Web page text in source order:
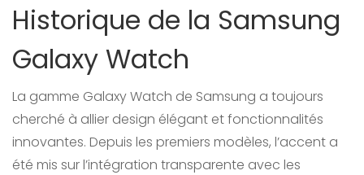
Historique de la Samsung
Galaxy Watch
La gamme Galaxy Watch de Samsung a toujours
cherché à allier design élégant et fonctionnalités
innovantes. Depuis les premiers modèles, l’accent a
été mis sur l’intégration transparente avec les